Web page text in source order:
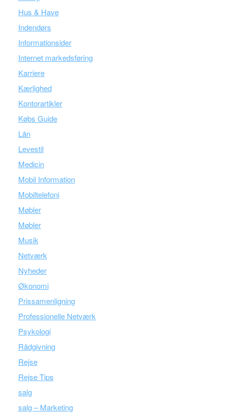
Hus & Have
Indendørs
Informationsider
Internet markedsføring
Karriere
Kærlighed
Kontorartikler
Købs Guide
Lån
Levestil
Medicin
Mobil Information
Mobiltelefoni
Møbler
Møbler
Musik
Netværk
Nyheder
Økonomi
Prissamenligning
Professionelle Netværk
Psykologi
Rådgivning
Rejse
Rejse Tips
salg
salg – Marketing